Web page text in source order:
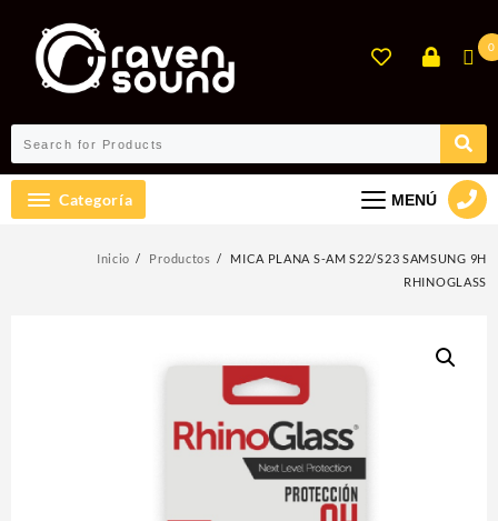
contenido
0
Categoría MENÚ
Inicio Productos
MICA PLANA S-AM S22/S23 SAMSUNG 9H
RHINOGLASS